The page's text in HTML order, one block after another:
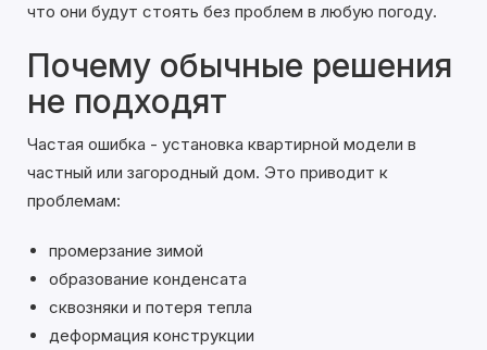
что они будут стоять без проблем в любую погоду.
Почему обычные решения
не подходят
Частая ошибка - установка квартирной модели в
частный или загородный дом. Это приводит к
проблемам:
промерзание зимой
образование конденсата
сквозняки и потеря тепла
деформация конструкции